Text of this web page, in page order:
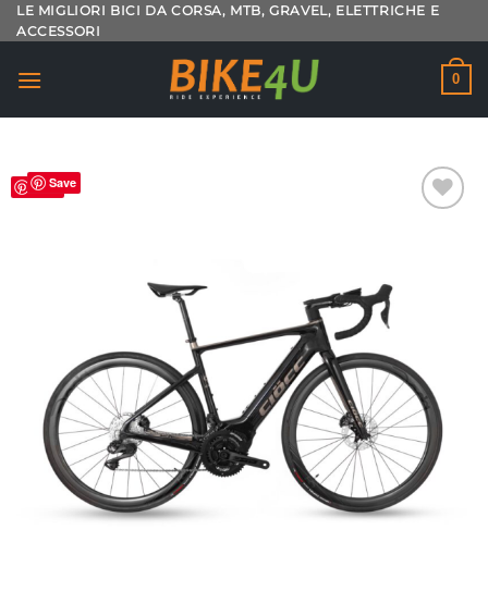
Salta
ai
LE MIGLIORI BICI DA CORSA, MTB, GRAVEL, ELETTRICHE E
ACCESSORI
0
SaveSave